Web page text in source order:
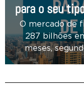
para o seu
O mercado de
287 bilhões
meses,